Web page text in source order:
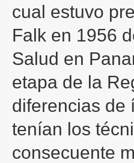
cual estuvo
Falk en 1956
Salud en
etapa de la
diferencias de
tenían los
consecuente